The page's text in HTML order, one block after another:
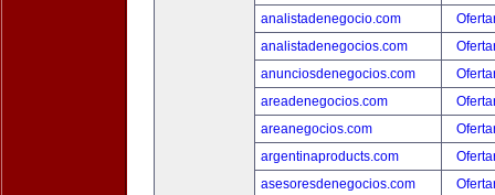
analistadenegocio.com
analistadenegocios.com
anunciosdenegocios.com
areadenegocios.com
areanegocios.com
argentinaproducts.com
asesoresdenegocios.com